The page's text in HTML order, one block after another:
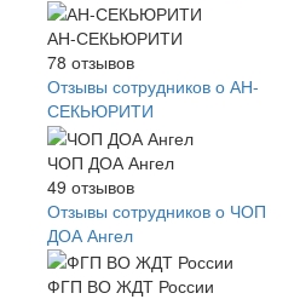
АН-СЕКЬЮРИТИ
78 отзывов
Отзывы сотрудников о АН-
СЕКЬЮРИТИ
ЧОП ДОА Ангел
49 отзывов
Отзывы сотрудников о ЧОП
ДОА Ангел
ФГП ВО ЖДТ России